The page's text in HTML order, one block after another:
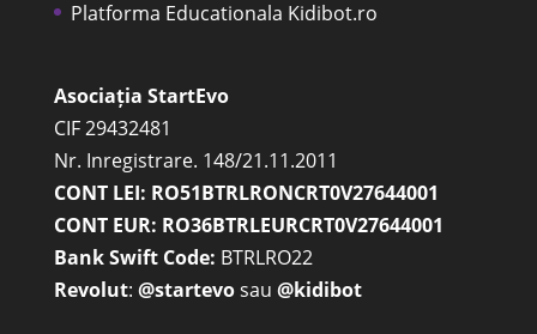
Platforma Educationala Kidibot.ro
Asociația StartEvo
CIF 29432481
Nr. Inregistrare. 148/21.11.2011
CONT LEI: RO51BTRLRONCRT0V27644001
CONT EUR: RO36BTRLEURCRT0V27644001
Bank Swift Code: BTRLRO22
Revolut: @startevosau @kidibot